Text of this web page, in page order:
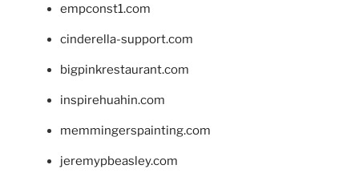
empconst1.com
cinderella-support.com
bigpinkrestaurant.com
inspirehuahin.com
memmingerspainting.com
jeremypbeasley.com